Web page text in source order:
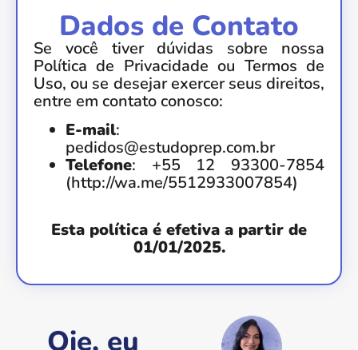
Dados de Contato
Se você tiver dúvidas sobre nossa
Política de Privacidade ou Termos de
Uso, ou se desejar exercer seus direitos,
entre em contato conosco:
E-mail:
pedidos@estudoprep.com.br
Telefone: +55 12 93300-7854
(http://wa.me/5512933007854)
Esta política é efetiva a partir de
01/01/2025.
Oie, eu